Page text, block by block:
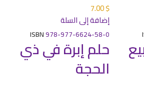
7.00$
إضافة إلى السلة
ISBN978-977-6624-58-0
حلم إبرة في ذي
الحجة